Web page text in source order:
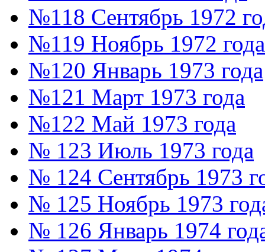
№118 Сентябрь 1972
№119 Ноябрь 1972 года
№120 Январь 1973 года
№121 Март 1973 года
№122 Май 1973 года
№ 123 Июль 1973 года
№ 124 Сентябрь 1973
№ 125 Ноябрь 1973
№ 126 Январь 1974